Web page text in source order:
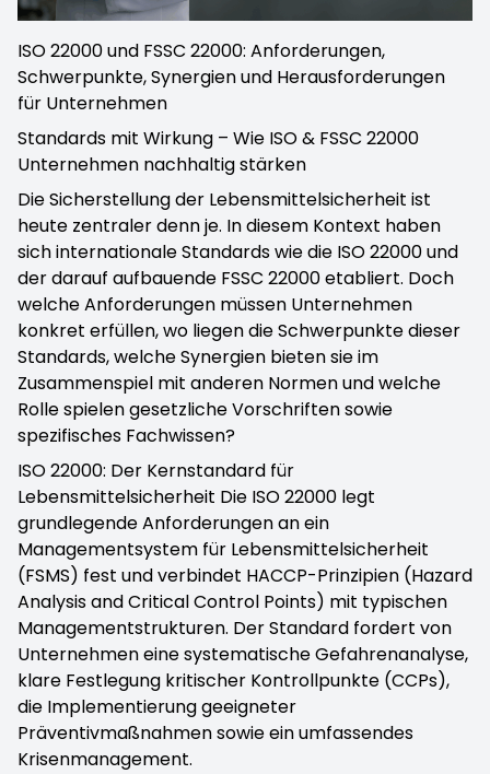
ISO 22000 und FSSC 22000: Anforderungen,
Schwerpunkte, Synergien und Herausforderungen
für Unternehmen
Standards mit Wirkung – Wie ISO & FSSC 22000
Unternehmen nachhaltig stärken
Die Sicherstellung der Lebensmittelsicherheit ist
heute zentraler denn je. In diesem Kontext haben
sich internationale Standards wie die ISO 22000 und
der darauf aufbauende FSSC 22000 etabliert. Doch
welche Anforderungen müssen Unternehmen
konkret erfüllen, wo liegen die Schwerpunkte dieser
Standards, welche Synergien bieten sie im
Zusammenspiel mit anderen Normen und welche
Rolle spielen gesetzliche Vorschriften sowie
spezifisches Fachwissen?
ISO 22000: Der Kernstandard für
Lebensmittelsicherheit Die ISO 22000 legt
grundlegende Anforderungen an ein
Managementsystem für Lebensmittelsicherheit
(FSMS) fest und verbindet HACCP-Prinzipien (Hazard
Analysis and Critical Control Points) mit typischen
Managementstrukturen. Der Standard fordert von
Unternehmen eine systematische Gefahrenanalyse,
klare Festlegung kritischer Kontrollpunkte (CCPs),
die Implementierung geeigneter
Präventivmaßnahmen sowie ein umfassendes
Krisenmanagement.